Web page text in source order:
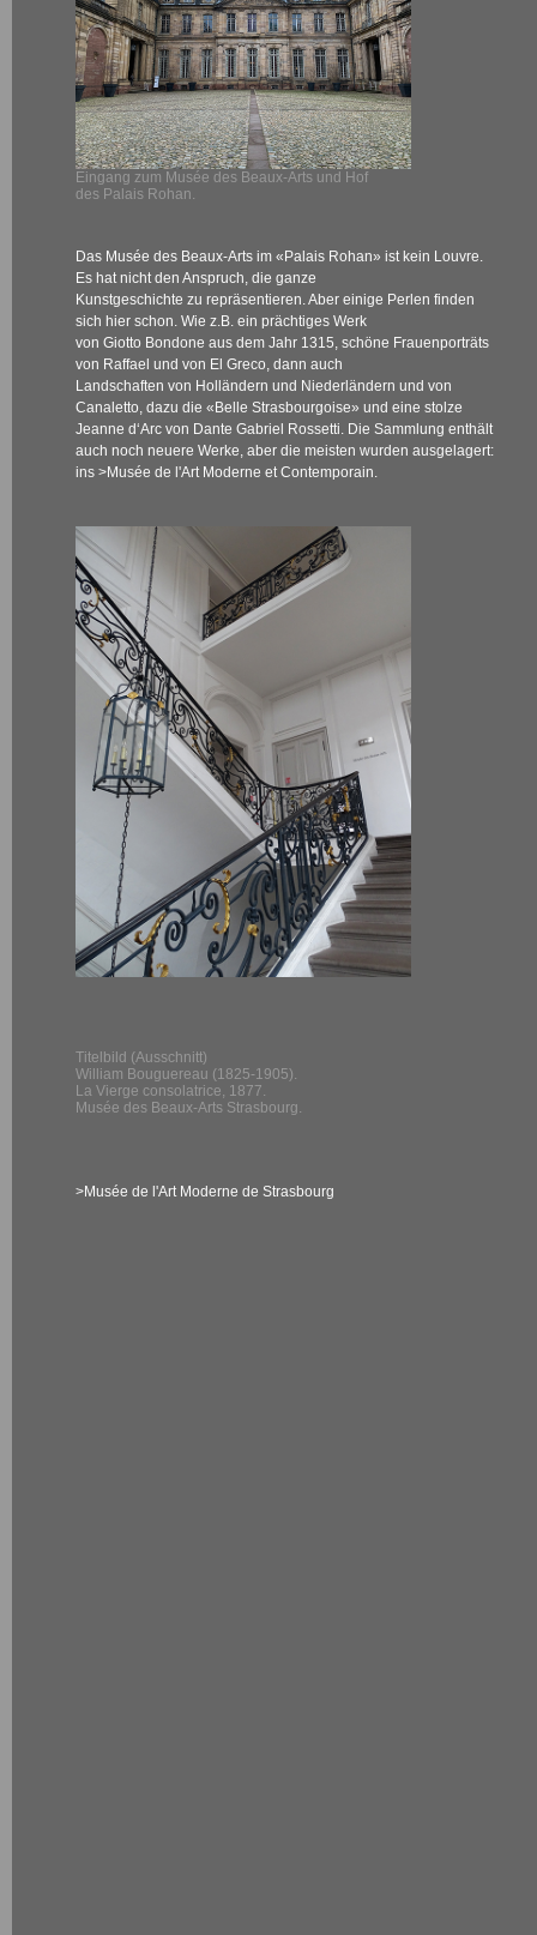
Eingang zum Musée des Beaux-Arts und Hof
des Palais Rohan.
Das Musée des Beaux-Arts im «Palais Rohan» ist kein Louvre.
Es hat nicht den Anspruch, die ganze
Kunstgeschichte zu repräsentieren. Aber einige Perlen finden
sich hier schon. Wie z.B. ein prächtiges Werk
von Giotto Bondone aus dem Jahr 1315, schöne Frauenporträts
von Raffael und von El Greco, dann auch
Landschaften von Holländern und Niederländern und von
Canaletto, dazu die «Belle Strasbourgoise» und eine stolze
Jeanne d‘Arc von Dante Gabriel Rossetti. Die Sammlung enthält
auch noch neuere Werke, aber die meisten wurden ausgelagert:
ins >Musée de l'Art Moderne et Contemporain.
Titelbild (Ausschnitt)
William Bouguereau (1825-1905).
La Vierge consolatrice, 1877.
Musée des Beaux-Arts Strasbourg.
>Musée de l'Art Moderne de Strasbourg